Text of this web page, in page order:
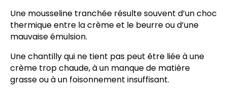
Une mousseline tranchée résulte souvent d’un choc
thermique entre la crème et le beurre ou d’une
mauvaise émulsion.
Une chantilly qui ne tient pas peut être liée à une
crème trop chaude, à un manque de matière
grasse ou à un foisonnement insuffisant.